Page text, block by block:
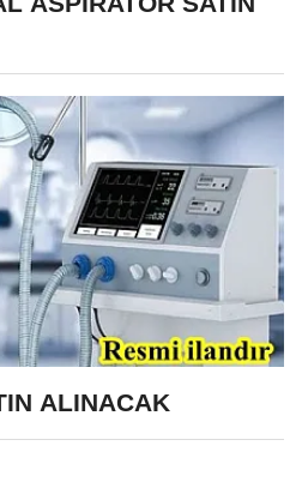
ALINACAK